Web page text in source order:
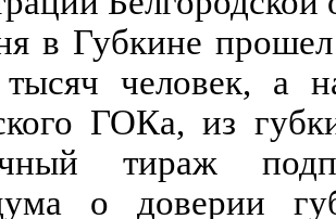
в Губкине прошел
человек, а
ГОКа, из
тираж
о доверии